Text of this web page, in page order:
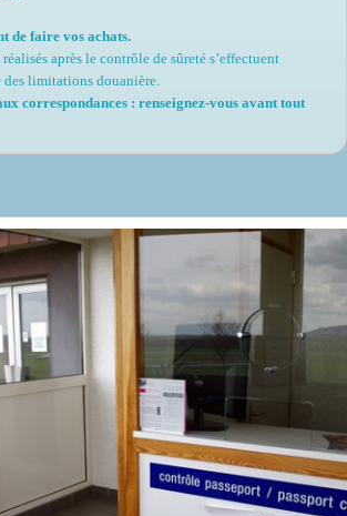
de faire vos achats.
après le contrôle de sûreté s’effectuent
des limitations douanière.
correspondances : renseignez-vous avant tout